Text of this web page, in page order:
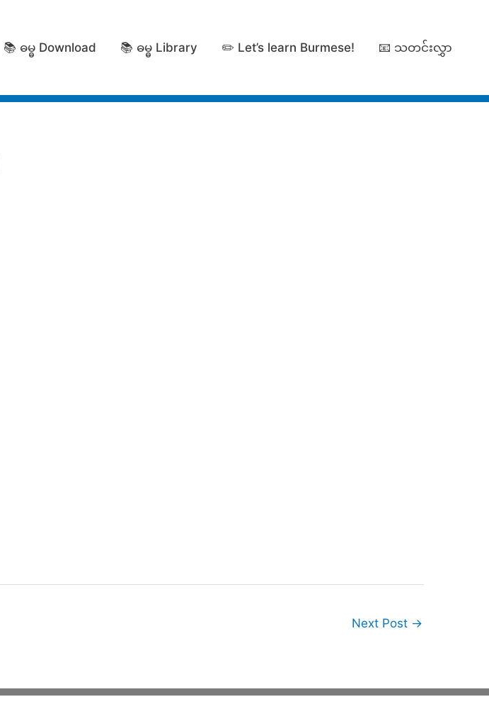
📚 ဓမ္ဓ Download 📚 ဓမ္ဓ Library ✏️ Let’s learn Burmese! 📧 သတင်းလွှာ
Next Post →